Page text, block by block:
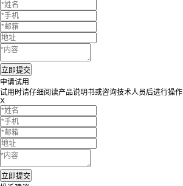
申请试用
试用时请仔细阅读产品说明书或咨询技术人员后进行操作
X